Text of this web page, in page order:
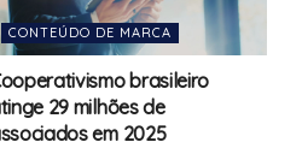
CONTEÚDO DE MARCA
brasileiro
29 milhões de
em 2025